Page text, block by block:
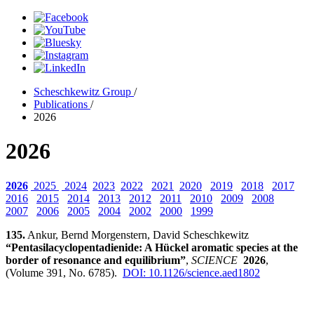
Scheschkewitz Group /
Publications /
2026
2026
2026 2025 2024 2023 2022 2021 2020 2019 2018
2017
2016
2015 2014 2013 2012 2011 2010 2009
2008
2007
2006 2005 2004 2002 2000
1999
135. Ankur, Bernd Morgenstern, David Scheschkewitz
“Pentasilacyclopentadienide: A Hückel aromatic species at the
border of resonance and equilibrium”, SCIENCE 2026,
(Volume 391, No. 6785). DOI: 10.1126/science.aed1802